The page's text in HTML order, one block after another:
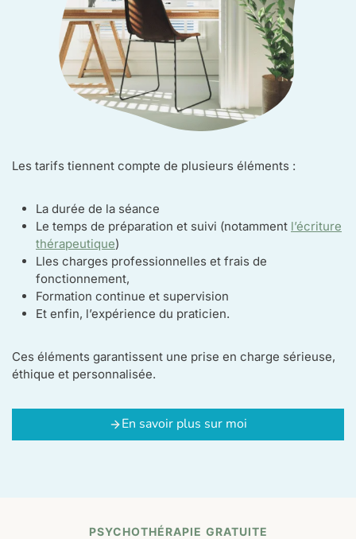
Les tarifs tiennent compte de plusieurs éléments :
La durée de la séance
Le temps de préparation et suivi (notamment l’écriture
thérapeutique)
Lles charges professionnelles et frais de
fonctionnement,
Formation continue et supervision
Et enfin, l’expérience du praticien.
Ces éléments garantissent une prise en charge sérieuse,
éthique et personnalisée.
En savoir plus sur moi
PSYCHOTHÉRAPIE GRATUITE